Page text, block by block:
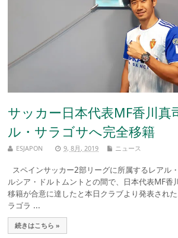
サッカー日本代表MF香川真
ル・サラゴサへ完全移籍
ESJAPON 9, 8月, 2019 ニュース
スペインサッカー2部リーグに所属するレアル
ルシア・ドルトムントとの間で、日本代表MF香
移籍が合意に達したと本日クラブより発表され
ラゴラ ...
続きはこちら »